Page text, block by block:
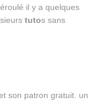
il y a quelques
tutos sans
son patron gratuit. un